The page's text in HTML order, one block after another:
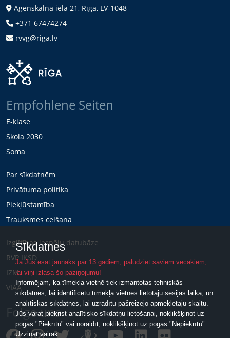
Āgenskalna iela 21, Rīga, LV-1048
+371 67474274
rvvg@riga.lv
Empfohlene Seiten
E-klase
Skola 2030
Soma
Par sīkdatnēm
Privātuma politika
Piekļūstamība
Trauksmes celšana
Izglītības iespēju datubāze
RVP IKSD
IZM
VIAA
Folge uns
Sīkdatnes
Ja Jūs esat jaunāks par 13 gadiem, palūdziet saviem vecākiem,
lai viņi izlasa šo paziņojumu!
Informējam, ka tīmekļa vietnē tiek izmantotas tehniskās
sīkdatnes, lai identificētu tīmekļa vietnes lietotāju sesijas laikā, un
analītiskās sīkdatnes, lai uzrādītu pašreizējo apmeklētāju skaitu.
Jūs varat piekrist analītisko sīkdatņu lietošanai, noklikšķinot uz
pogas "Piekrītu" vai noraidīt, noklikšķinot uz pogas "Nepiekrītu".
Uzzināt vairāk